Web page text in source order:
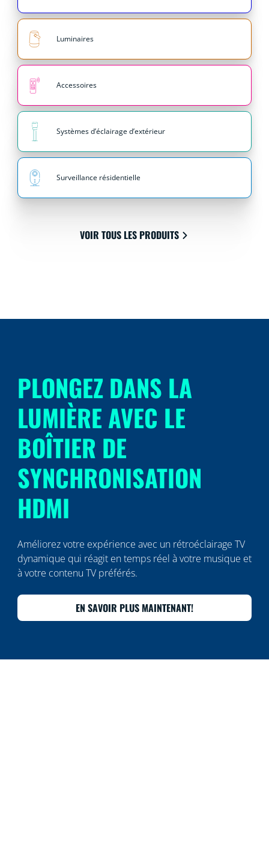
Luminaires
Accessoires
Systèmes d’éclairage d’extérieur
Surveillance résidentielle
VOIR TOUS LES PRODUITS
PLONGEZ DANS LA
LUMIÈRE AVEC LE
BOÎTIER DE
SYNCHRONISATION
HDMI
Améliorez votre expérience avec un rétroéclairage TV
dynamique qui réagit en temps réel à votre musique et
à votre contenu TV préférés.
EN SAVOIR PLUS MAINTENANT!